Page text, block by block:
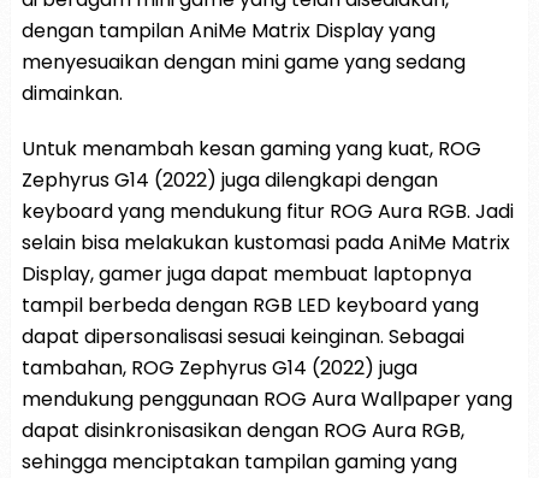
dengan tampilan AniMe Matrix Display yang
menyesuaikan dengan mini game yang sedang
dimainkan.
Untuk menambah kesan gaming yang kuat, ROG
Zephyrus G14 (2022) juga dilengkapi dengan
keyboard yang mendukung fitur ROG Aura RGB. Jadi
selain bisa melakukan kustomasi pada AniMe Matrix
Display, gamer juga dapat membuat laptopnya
tampil berbeda dengan RGB LED keyboard yang
dapat dipersonalisasi sesuai keinginan. Sebagai
tambahan, ROG Zephyrus G14 (2022) juga
mendukung penggunaan ROG Aura Wallpaper yang
dapat disinkronisasikan dengan ROG Aura RGB,
sehingga menciptakan tampilan gaming yang